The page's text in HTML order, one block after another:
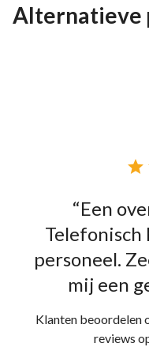
Alternatieve

“Een
personeel.
mij een
Klanten beoordelen
reviews